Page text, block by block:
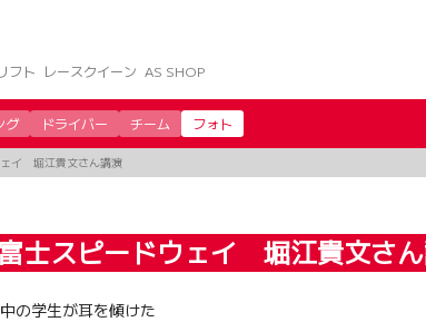
フト レースクイーン AS SHOP
グ ドライバー チーム フォト
ェイ 堀江貴文さん講演
士スピードウェイ 堀江貴文さ
の学生が耳を傾けた